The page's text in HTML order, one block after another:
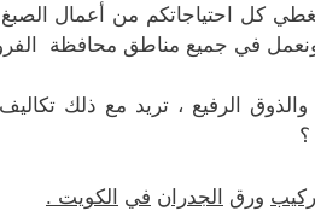
كل احتياجاتكم من أعمال
في جميع مناطق محافظة
الرفيع ، تريد مع ذلك
؟
ورق الجدران في الكويت .